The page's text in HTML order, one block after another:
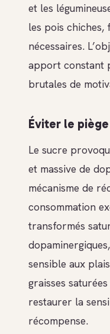
et les
les pois chiches,
nécessaires.
apport constant
brutales de
Éviter le
Le sucre
et massive de
mécanisme de
consommation
transformés
sensible aux
graisses
restaurer la
récompense.